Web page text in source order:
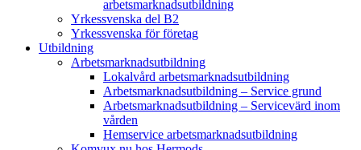
arbetsmarknadsutbildning
Yrkessvenska del B2
Yrkessvenska för företag
Utbildning
Arbetsmarknadsutbildning
Lokalvård arbetsmarknadsutbildning
Arbetsmarknadsutbildning – Service grund
Arbetsmarknadsutbildning – Servicevärd inom
vården
Hemservice arbetsmarknadsutbildning